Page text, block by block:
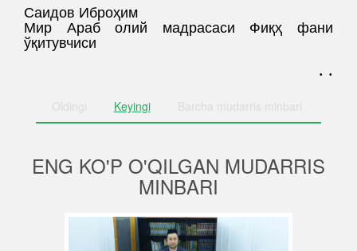
Саидов Иброҳим
Мир Араб олий мадрасаси Фиқҳ фани
ўқитувчиси
. .
Oldingi Keyingi Barcha mudarris minbari
ENG KO'P O'QILGAN MUDARRIS
MINBARI